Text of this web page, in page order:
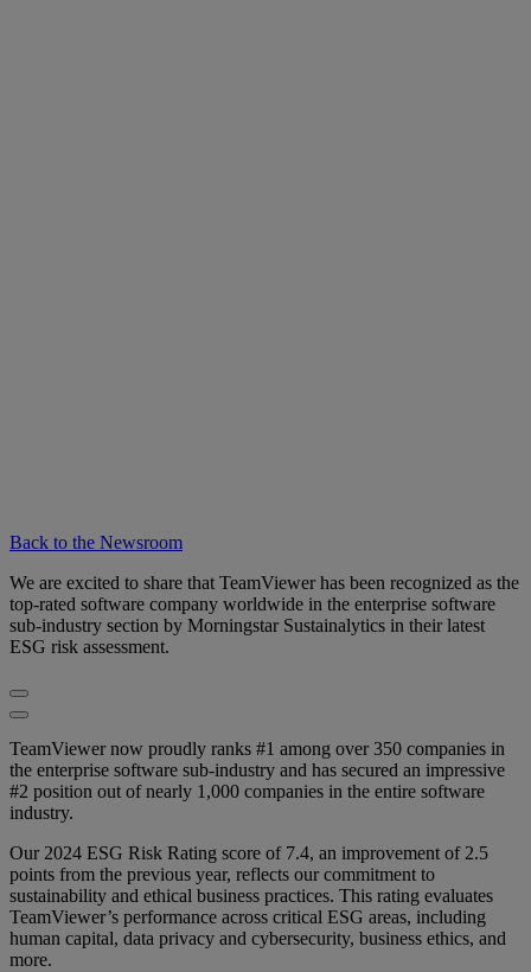
Back to the Newsroom
We are excited to share that TeamViewer has been recognized as the
top-rated software company worldwide in the enterprise software
sub-industry section by Morningstar Sustainalytics in their latest
ESG risk assessment.
TeamViewer now proudly ranks #1 among over 350 companies in
the enterprise software sub-industry and has secured an impressive
#2 position out of nearly 1,000 companies in the entire software
industry.
Our 2024 ESG Risk Rating score of 7.4, an improvement of 2.5
points from the previous year, reflects our commitment to
sustainability and ethical business practices. This rating evaluates
TeamViewer’s performance across critical ESG areas, including
human capital, data privacy and cybersecurity, business ethics, and
more.